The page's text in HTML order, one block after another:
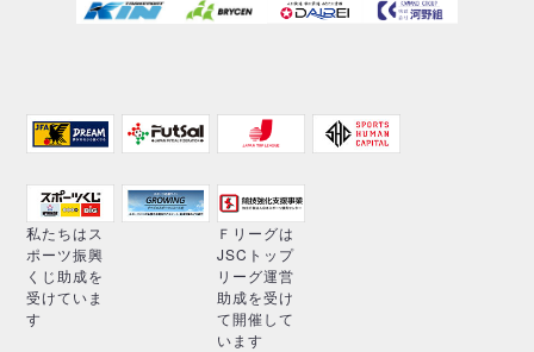
私たちはス
ポーツ振興
くじ助成を
受けていま
す
Ｆリーグは
JSCトップ
リーグ運営
助成を受け
て開催して
います